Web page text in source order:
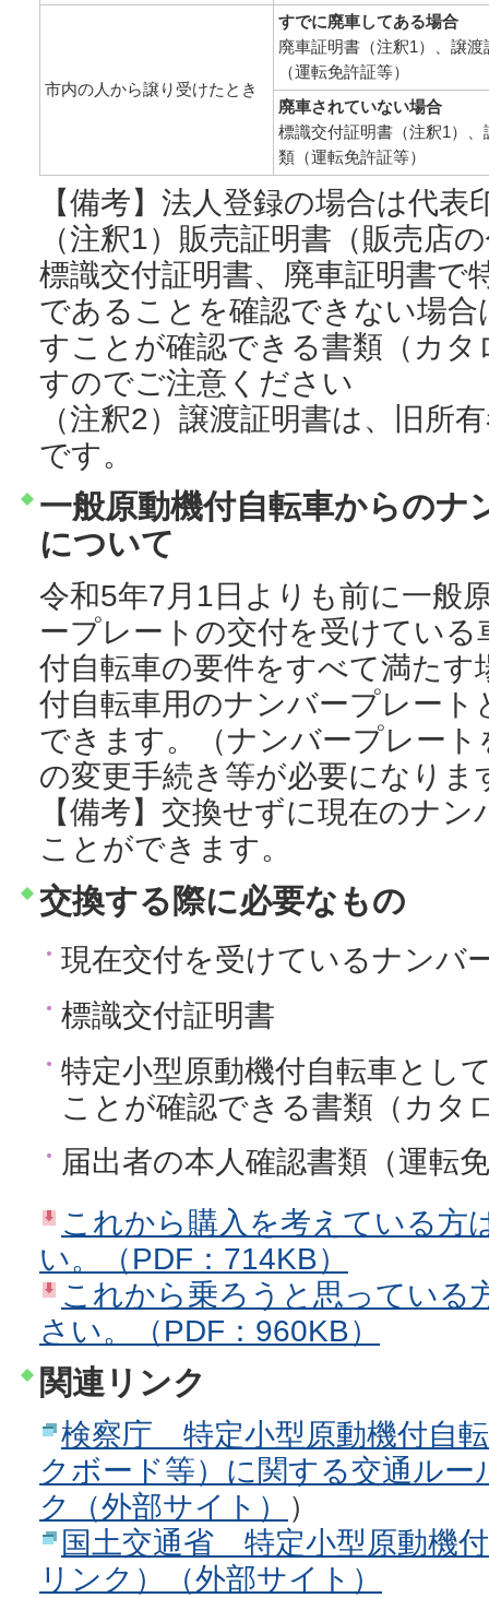
市内の人から譲り受けたとき
すでに廃車してある場合
廃車証明書（注釈1）、譲
（運転免許証等）
廃車されていない場合
標識交付証明書（注釈1）
類（運転免許証等）
【備考】法人登録の場合は代表
（注釈1）販売証明書（販売店
標識交付証明書、廃車証明書で
であることを確認できない場
すことが確認できる書類（カ
すのでご注意ください
（注釈2）譲渡証明書は、旧所
です。
一般原動機付自転車からのナ
について
令和5年7月1日よりも前に一般
ープレートの交付を受けている
付自転車の要件をすべて満たす
付自転車用のナンバープレー
できます。（ナンバープレー
の変更手続き等が必要になり
【備考】交換せずに現在のナ
ことができます。
交換する際に必要なもの
現在交付を受けているナンバ
標識交付証明書
特定小型原動機付自転車とし
ことが確認できる書類（カタ
届出者の本人確認書類（運転
これから購入を考えている方
い。（PDF：714KB）
これから乗ろうと思っている
さい。（PDF：960KB）
関連リンク
検察庁 特定小型原動機付自
クボード等）に関する交通ル
ク（外部サイト）
）
国土交通省 特定小型原動機
リンク）（外部サイト）